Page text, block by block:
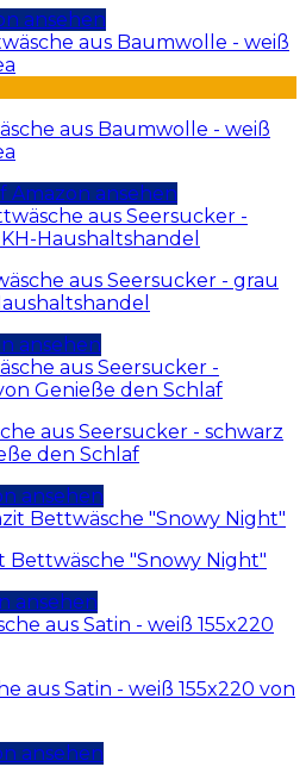
ansehen
aus Baumwolle - weiß
Amazon ansehen
aus Seersucker - grau
ansehen
aus Seersucker - schwarz
den Schlaf
ansehen
Bettwäsche "Snowy Night"
ansehen
aus Satin - weiß 155x220 von
ansehen